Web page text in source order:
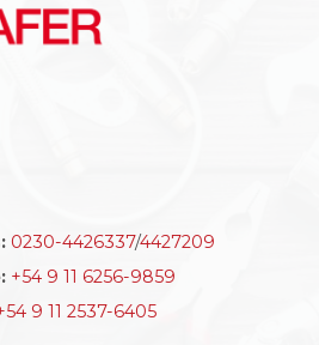
0230-4426337/4427209
+54 9 11 6256-9859
9 11 2537-6405